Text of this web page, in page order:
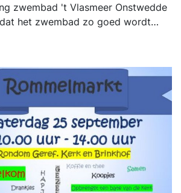
zwembad 't Vlasmeer Onstwedde
het zwembad zo goed wordt…